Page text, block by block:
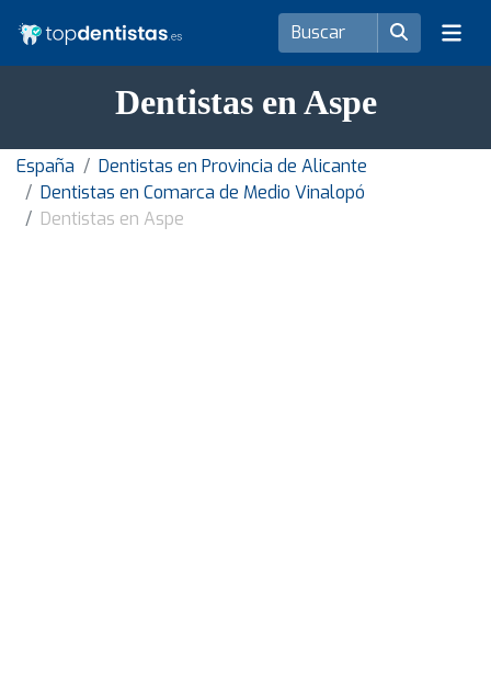
Dentistas en Aspe
España
Dentistas en Provincia de Alicante
Dentistas en Comarca de Medio Vinalopó
Dentistas en Aspe